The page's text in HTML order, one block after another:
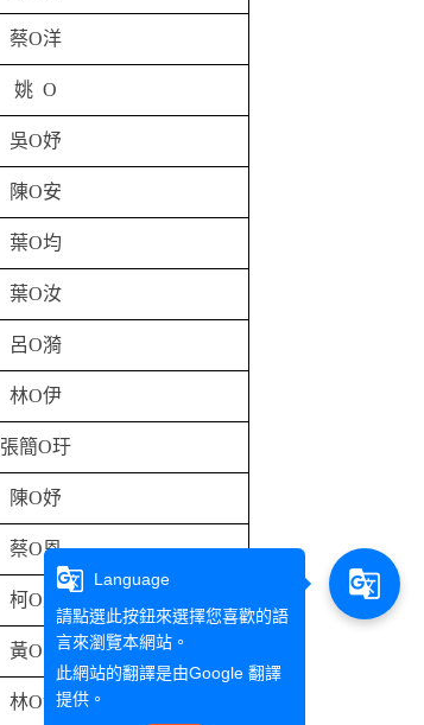
蔡O洋
姚 O
吳O妤
陳O安
葉O均
葉O汝
呂O漪
林O伊
張簡O玗
陳O妤
蔡O恩
柯O庭
黃O睿
林O甜
g_translate
Language
請點選此按鈕來選擇您喜歡的語
言來瀏覽本網站。
此網站的翻譯是由Google 翻譯
提供。
g_translate